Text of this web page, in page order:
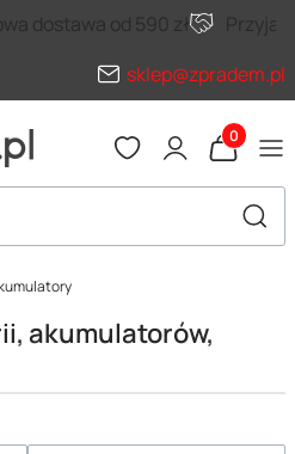
dostawa od 590 zł
sklep@zpradem.pl
Produkty
akumulatorów,